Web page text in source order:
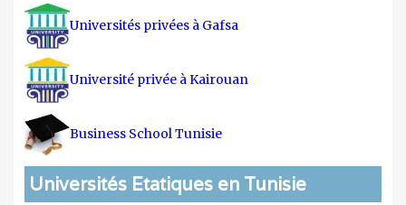
Universités privées à Gafsa
Université privée à Kairouan
Business School Tunisie
Universités Etatiques en Tunisie